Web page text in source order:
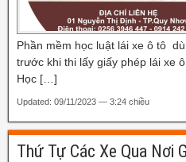
Phần mềm học luật lái xe ô tô
trước khi thi lấy giấy phép lái xe
Học […]
Updated: 09/11/2023 — 3:24 chiều
Thứ Tự Các Xe Qua Nơi